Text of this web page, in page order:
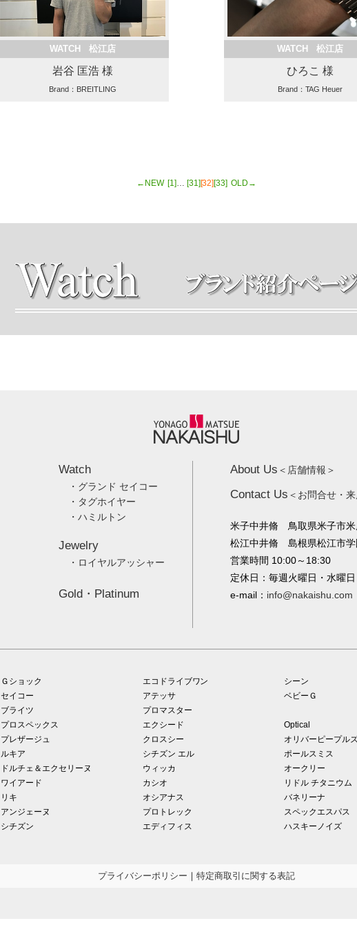
WATCH 松江店
岩谷 匡浩 様
Brand：BREITLING
WATCH 松江店
ひろこ 様
Brand：TAG Heuer
←NEW [1]… [31][32][33] OLD→
Watch
・グランド セイコー
・タグホイヤー
・ハミルトン
Jewelry
・ロイヤルアッシャー
Gold・Platinum
About Us ＜店舗情報＞
Contact Us ＜お問合せ・
米子中井脩 鳥取県米子市
松江中井脩 島根県松江市
営業時間 10:00～18:30
定休日：毎週火曜日・水曜日
e-mail： info@nakaishu.com
Ｇショック
セイコー
ブライツ
プロスペックス
プレザージュ
ルキア
ドルチェ＆エクセリーヌ
ワイアード
リキ
アンジェーヌ
シチズン
エコドライブワン
アテッサ
プロマスター
エクシード
クロスシー
シチズン エル
ウィッカ
カシオ
オシアナス
プロトレック
エディフィス
シーン
ベビーＧ
Optical
オリバーピープル
ポールスミス
オークリー
リドル チタニウム
バネリーナ
スペックエスパス
ハスキーノイズ
プライバシーポリシー ｜ 特定商取引に関する表記